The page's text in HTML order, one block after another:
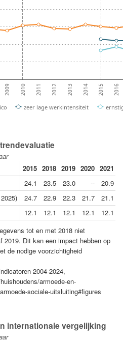
2009 2010 2011 2012 2013 2014 2015 2016
zeer lage werkintensiteit
2015 2018 2019 2020 2021
24.1 23.5 23.0 -- 20.9
24.7 22.9 22.3 21.7 21.1
12.1 12.1 12.1 12.1 12.1
tot en met 2018 niet
2019. Dit kan een impact hebben op
de nodige voorzichtigheid
2004-2024,
armoede-en-
sociale-uitsluiting#figures
internationale vergelijking